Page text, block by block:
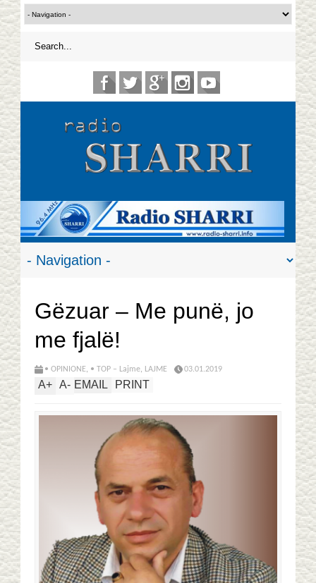
Gëzuar – Me punë, jo
me fjalë!
• OPINIONE, • TOP – Lajme, LAJME 03.01.2019
A+ A- EMAIL PRINT